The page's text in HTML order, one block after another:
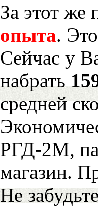
За этот
опыта. Это
Сейчас у
набрать
средней
РГД-2М,
магазин.
Не